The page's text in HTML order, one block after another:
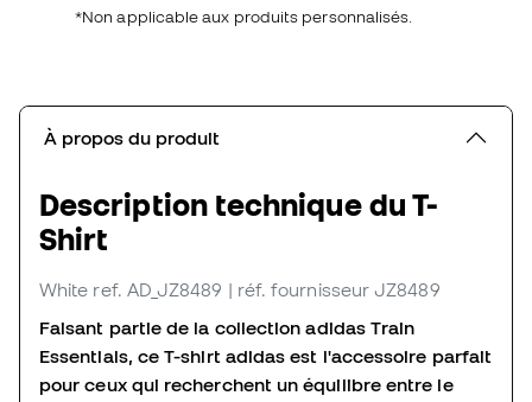
*Non applicable aux produits personnalisés.
À propos du produit
Description technique du T-
Shirt
White ref. AD_JZ8489 | réf. fournisseur JZ8489
Faisant partie de la collection adidas Train
Essentials, ce T-shirt adidas est l'accessoire parfait
pour ceux qui recherchent un équilibre entre le